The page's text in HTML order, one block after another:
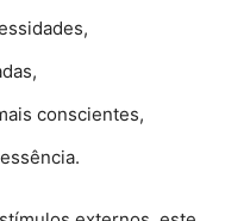
conscientes,